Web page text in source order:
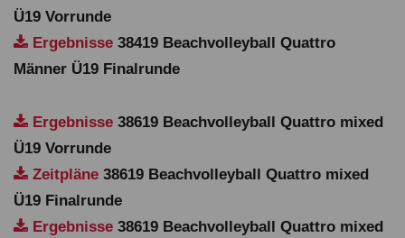
Ü19 Vorrunde
Ergebnisse 38419 Beachvolleyball Quattro
Männer Ü19 Finalrunde
Ergebnisse 38619 Beachvolleyball Quattro mixed
Ü19 Vorrunde
Zeitpläne 38619 Beachvolleyball Quattro mixed
Ü19 Finalrunde
Ergebnisse 38619 Beachvolleyball Quattro mixed